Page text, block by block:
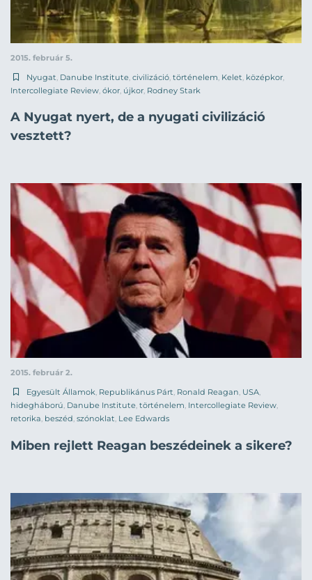
2015. február 5.
Nyugat, Danube Institute, civilizáció, történelem, Kelet, középkor,
Intercollegiate Review, ókor, újkor, Rodney Stark
A Nyugat nyert, de a nyugati civilizáció
vesztett?
2015. február 2.
Egyesült Államok, Republikánus Párt, Ronald Reagan, USA,
hidegháború, Danube Institute, történelem, Intercollegiate Review,
retorika, beszéd, szónoklat, Lee Edwards
Miben rejlett Reagan beszédeinek a sikere?